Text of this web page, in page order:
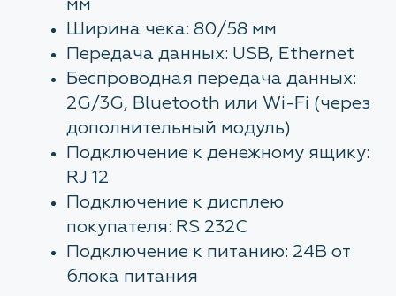
мм
Ширина чека: 80/58 мм
Передача данных: USB, Ethernet
Беспроводная передача данных:
2G/3G, Bluetooth или Wi-Fi (через
дополнительный модуль)
Подключение к денежному ящику:
RJ 12
Подключение к дисплею
покупателя: RS 232C
Подключение к питанию: 24В от
блока питания